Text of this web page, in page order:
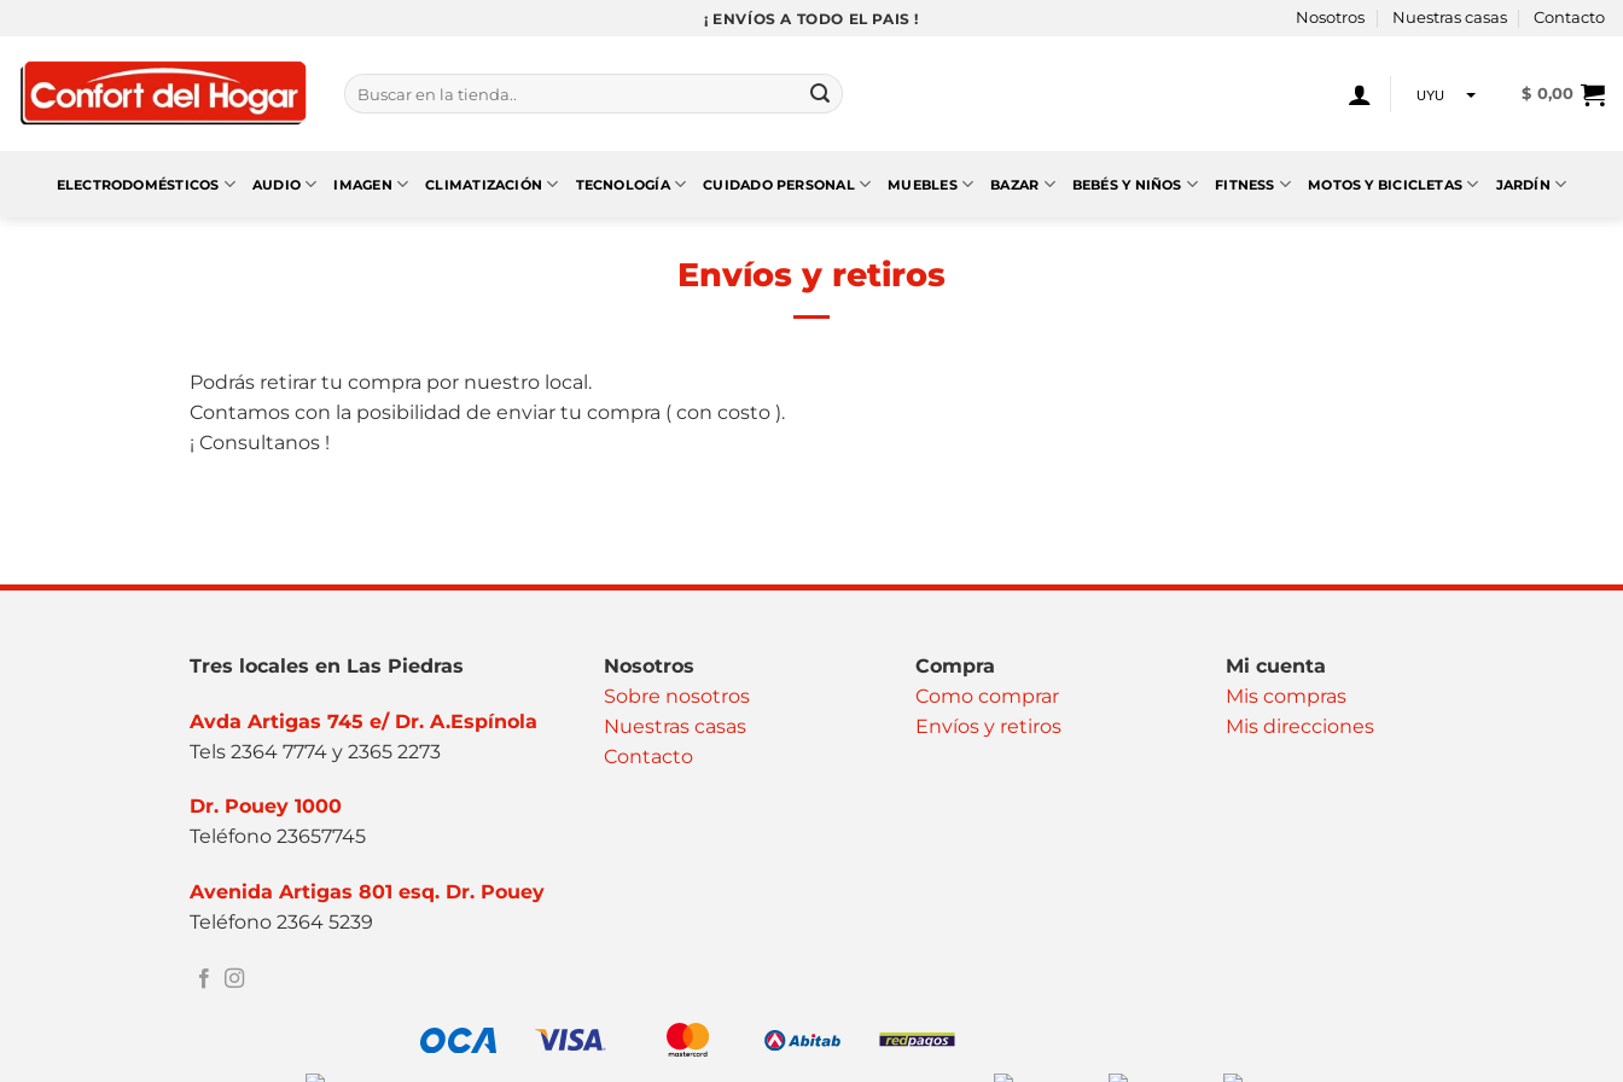
contenido
¡ ENVÍOS A TODO EL PAIS ! Nosotros Nuestras casas Contacto
Buscar
por:
UYU $ 0,00
ELECTRODOMÉSTICOS AUDIO IMAGEN CLIMATIZACIÓN TECNOLOGÍA CUIDADO PERSONAL MUEBLES BAZAR BEBÉS Y NIÑOS FITNESS MOTOS Y BICICLETAS JARDÍN
Envíos y retiros
Podrás retirar tu compra por nuestro local.
Contamos con la posibilidad de enviar tu compra ( con costo ).
¡ Consultanos !
Tres locales en Las Piedras
Avda Artigas 745 e/ Dr. A.Espínola
Tels 2364 7774 y 2365 2273
Dr. Pouey 1000
Teléfono 23657745
Avenida Artigas 801 esq. Dr. Pouey
Teléfono 2364 5239
Nosotros
Sobre nosotros
Nuestras casas
Contacto
Compra
Como comprar
Envíos y retiros
Mi cuenta
Mis compras
Mis direcciones